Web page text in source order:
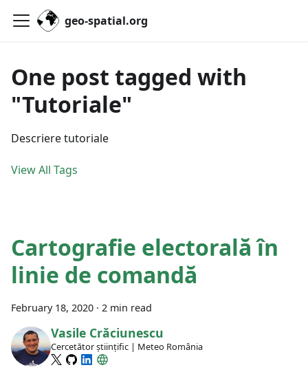
geo-spatial.org
One post tagged with
"Tutoriale"
Descriere tutoriale
View All Tags
Cartografie electorală în
linie de comandă
February 18, 2020 · 2 min read
Vasile Crăciunescu
Cercetător științific | Meteo România